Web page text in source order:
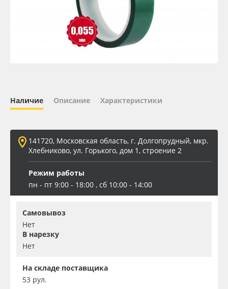
Вспененный ПВХ
Баннер
Наличие Описание Характеристики
141720, Московская область, г. Долгопрудный, мкр.
Хлебниково, ул. Горького, дом 1, строение 2
Режим работы
пн - пт 9:00 - 18:00 , сб 10:00 - 14:00
Самовывоз
Нет
В нарезку
Нет
На складе поставщика
53 рул.